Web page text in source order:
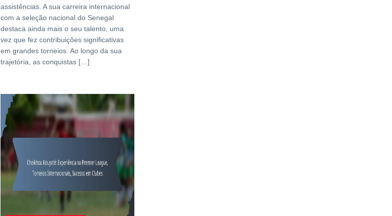
assistências. A sua carreira internacional
com a seleção nacional do Senegal
destaca ainda mais o seu talento, uma
vez que fez contribuições significativas
em grandes torneios. Ao longo da sua
trajetória, as conquistas […]